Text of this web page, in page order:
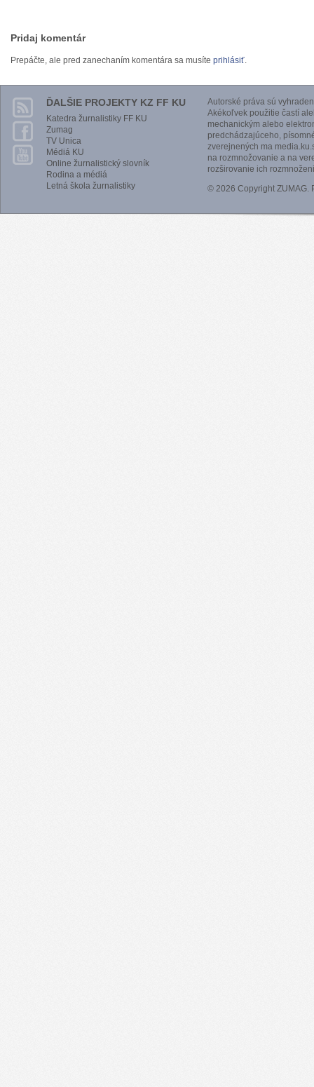
Pridaj komentár
Prepáčte, ale pred zanechaním komentára sa musíte prihlásiť.
ĎALŠIE PROJEKTY KZ FF KU
Katedra žurnalistiky FF KU
Zumag
TV Unica
Médiá KU
Online žurnalistický slovník
Rodina a médiá
Letná škola žurnalistiky
Autorské práva sú
Akékoľvek použitie častí
mechanickým alebo
predchádzajúceho,
zverejnených ma
na rozmnožovanie a na
rozširovanie ich
© 2026 Copyright ZUMAG.